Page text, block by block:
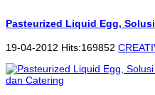
Pasteurized Liquid Egg,
19-04-2012 Hits:169852